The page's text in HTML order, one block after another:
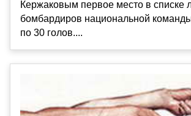
Кержаковым первое место в списке
бомбардиров национальной
по 30 голов....